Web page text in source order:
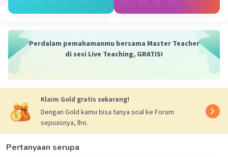
sistem pernapasan.
14 Februari 2022 12:03
Perdalam pemahamanmu bersama Master Teacher
di sesi Live Teaching, GRATIS!
Klaim Gold gratis sekarang!
Dengan Gold kamu bisa tanya soal ke Forum
sepuasnya, lho.
Pertanyaan serupa